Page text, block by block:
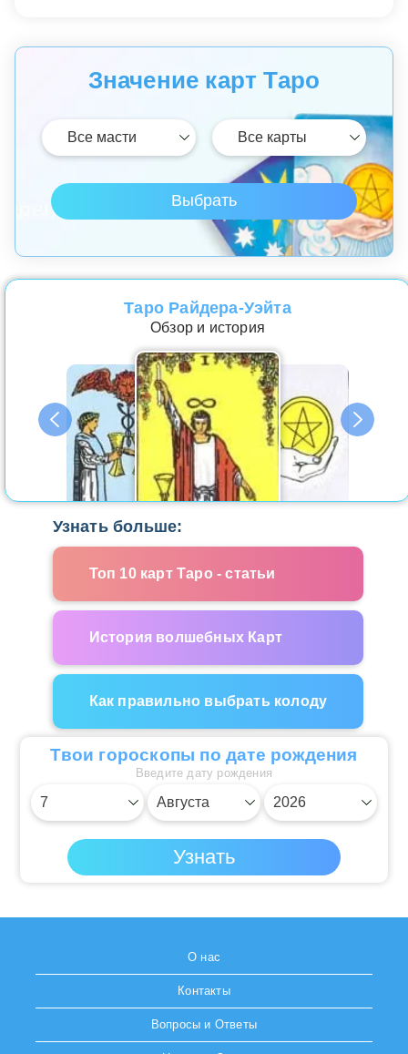
Значение карт Таро
Таро Райдера-Уэйта
Обзор и история
Узнать больше:
Топ 10 карт Таро - статьи
История волшебных Карт
Как правильно выбрать колоду
Твои гороскопы по дате рождения
Введите дату рождения
О нас
Контакты
Вопросы и Ответы